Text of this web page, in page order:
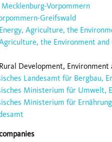
Vorpommern
Greifswald
Agriculture, the
the Environment
Development,
Landesamt für Bergbau,
Ministerium für Umwelt,
Ministerium für